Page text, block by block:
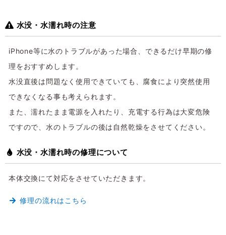
水没・水濡れ時の注意
iPhone等に水のトラブルがあった場合、できるだけ早期の修
理をおすすめします。
水没直後は問題なく使用できていても、腐食により突然使用
できなくなる事も考えられます。
また、濡れたまま電源を入れたり、充電する行為は大変危険
ですので、水のトラブルの後は自然乾燥をさせてください。
水没・水濡れ時の修理について
本体交換にて対応をさせていただきます。
修理の流れはこちら